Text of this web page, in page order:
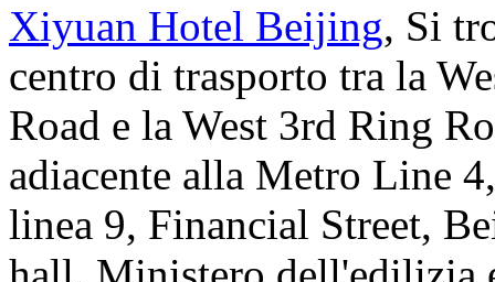
Xiyuan Hotel Beijing, Si
centro di trasporto tra la
Road e la West 3rd Ring
adiacente alla Metro Line
linea 9, Financial Street,